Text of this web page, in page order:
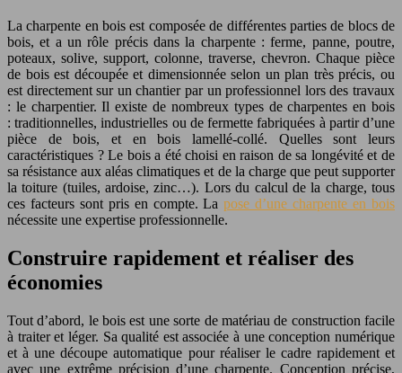
La charpente en bois est composée de différentes parties de blocs de
bois, et a un rôle précis dans la charpente : ferme, panne, poutre,
poteaux, solive, support, colonne, traverse, chevron. Chaque pièce
de bois est découpée et dimensionnée selon un plan très précis, ou
est directement sur un chantier par un professionnel lors des travaux
: le charpentier. Il existe de nombreux types de charpentes en bois
: traditionnelles, industrielles ou de fermette fabriquées à partir d’une
pièce de bois, et en bois lamellé-collé. Quelles sont leurs
caractéristiques ? Le bois a été choisi en raison de sa longévité et de
sa résistance aux aléas climatiques et de la charge que peut supporter
la toiture (tuiles, ardoise, zinc…). Lors du calcul de la charge, tous
ces facteurs sont pris en compte. Lapose d’une charpente en bois
nécessite une expertise professionnelle.
Construire rapidement et réaliser des
économies
Tout d’abord, le bois est une sorte de matériau de construction facile
à traiter et léger. Sa qualité est associée à une conception numérique
et à une découpe automatique pour réaliser le cadre rapidement et
avec une extrême précision d’une charpente. Conception précise,